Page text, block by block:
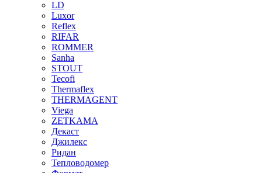
LD
Luxor
Reflex
RIFAR
ROMMER
Sanha
STOUT
Tecofi
Thermaflex
THERMAGENT
Viega
ZETKAMA
Декаст
Джилекс
Ридан
Тепловодомер